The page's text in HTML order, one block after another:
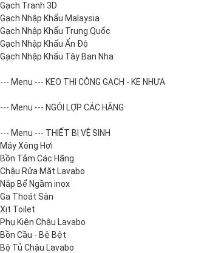
Gạch Tranh 3D
Gạch Nhập Khẩu Malaysia
Gạch Nhập Khẩu Trung Quốc
Gạch Nhập Khẩu Ấn Độ
Gạch Nhập Khẩu Tây Ban Nha
--- Menu --- KEO THI CÔNG GẠCH - KE NHỰA
--- Menu --- NGÓI LỢP CÁC HÃNG
--- Menu --- THIẾT BỊ VỆ SINH
Máy Xông Hơi
Bồn Tắm Các Hãng
Chậu Rửa Mặt Lavabo
Nắp Bể Ngầm inox
Ga Thoát Sàn
Xịt Toilet
Phụ Kiện Chậu Lavabo
Bồn Cầu - Bệ Bệt
Bộ Tủ Chậu Lavabo